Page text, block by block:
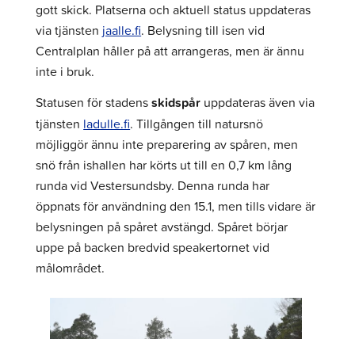
gott skick. Platserna och aktuell status uppdateras
via tjänsten jaalle.fi. Belysning till isen vid
Centralplan håller på att arrangeras, men är ännu
inte i bruk.
Statusen för stadensskidspår uppdateras även via
tjänsten ladulle.fi. Tillgången till natursnö
möjliggör ännu inte preparering av spåren, men
snö från ishallen har körts ut till en 0,7 km lång
runda vid Vestersundsby. Denna runda har
öppnats för användning den 15.1, men tills vidare är
belysningen på spåret avstängd. Spåret börjar
uppe på backen bredvid speakertornet vid
målområdet.